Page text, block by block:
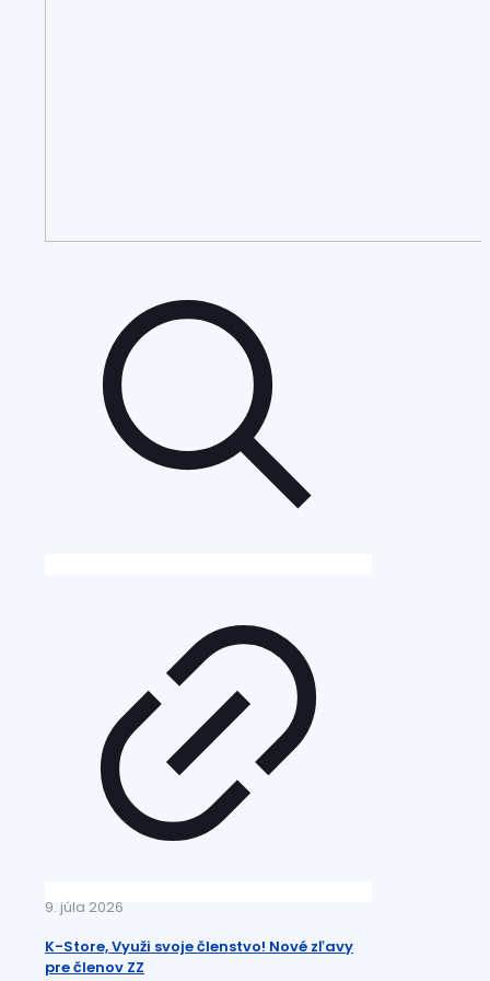
9. júla 2026
K-Store, Využi svoje členstvo! Nové zľavy
pre členov ZZ